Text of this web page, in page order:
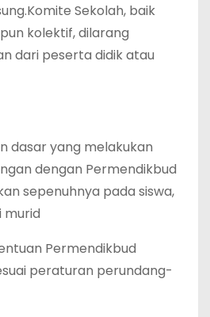
Sekolah, baik
kolektif, dilarang
dari peserta didik atau
dasar yang melakukan
dengan Permendikbud
sepenuhnya pada siswa,
murid
Permendikbud
peraturan perundang-